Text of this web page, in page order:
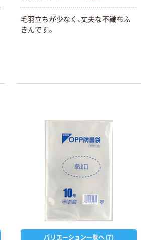
毛羽立ちが少なく、丈夫な不織布ふ
きんです。
バリエーション一覧へ（7）